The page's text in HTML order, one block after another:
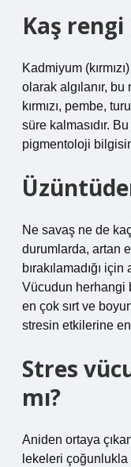
Kaş
Kadmiyum
olarak algılanır,
kırmızı, pembe,
süre kalmasıdır.
pigmentoloji
Ne savaş ne de
durumlarda, artan
bırakılamadığı
Vücudun herhangi
en çok sırt ve
stresin etkilerine en
Stres
mı?
Aniden ortaya
lekeleri